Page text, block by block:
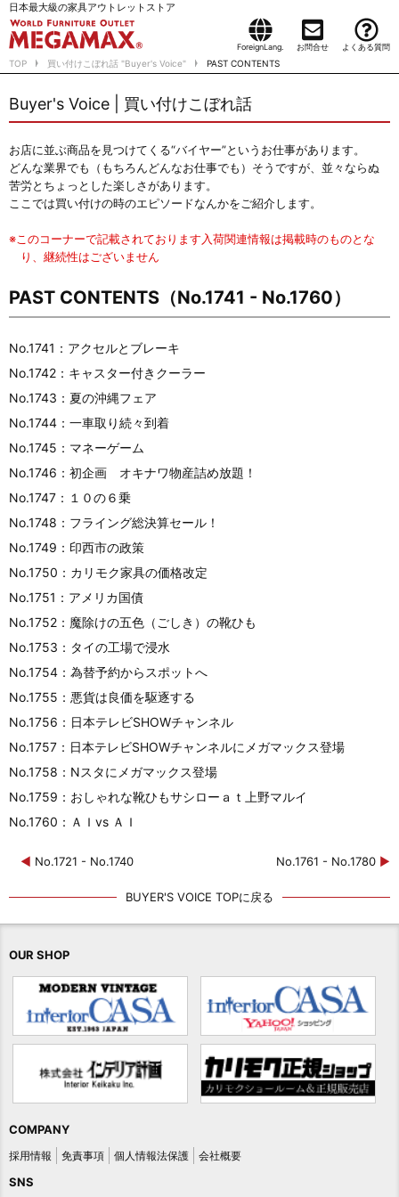
日本最大級の家具アウトレットストア
ForeignLang. お問合せ よくある質問
TOP 買い付けこぼれ話 "Buyer's Voice" PAST CONTENTS
Buyer's Voice | 買い付けこぼれ話
お店に並ぶ商品を見つけてくる“バイヤー”というお仕事があります。
どんな業界でも（もちろんどんなお仕事でも）そうですが、並々ならぬ
苦労とちょっとした楽しさがあります。
ここでは買い付けの時のエピソードなんかをご紹介します。
※このコーナーで記載されております入荷関連情報は掲載時のものとな
り、継続性はございません
PAST CONTENTS（No.1741 - No.1760）
No.1741：アクセルとブレーキ
No.1742：キャスター付きクーラー
No.1743：夏の沖縄フェア
No.1744：一車取り続々到着
No.1745：マネーゲーム
No.1746：初企画 オキナワ物産詰め放題！
No.1747：１０の６乗
No.1748：フライング総決算セール！
No.1749：印西市の政策
No.1750：カリモク家具の価格改定
No.1751：アメリカ国債
No.1752：魔除けの五色（ごしき）の靴ひも
No.1753：タイの工場で浸水
No.1754：為替予約からスポットへ
No.1755：悪貨は良価を駆逐する
No.1756：日本テレビSHOWチャンネル
No.1757：日本テレビSHOWチャンネルにメガマックス登場
No.1758：Nスタにメガマックス登場
No.1759：おしゃれな靴ひもサシローａｔ上野マルイ
No.1760：ＡＩvs ＡＩ
◀ No.1721 - No.1740 No.1761 - No.1780 ▶
BUYER'S VOICE TOPに戻る
OUR SHOP
COMPANY
採用情報 免責事項 個人情報法保護 会社概要
SNS